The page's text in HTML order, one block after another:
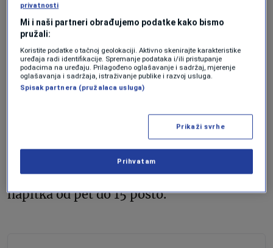
Prema podacima Međunarodne
organizacije za kafu (ICO), cijene ovog
proizvoda su porasle za gotovo 20 posto u
trećem tromjesečju 2024., dosegnuvši
najviši nivo u posljednjem desetljeću. U
Evropi su cijene kafe već primjetno veće,
Njemačka u posljednje dvije godine bilježi
rast cijena od 10 posto, dok ugostiteljski
objekti u Evropi povećavaju cijene ovog
napitka od pet do 15 posto.
privatnosti
Mi i naši partneri obrađujemo podatke kako bismo
pružali:
Koristite podatke o tačnoj geolokaciji. Aktivno skenirajte karakteristike
uređaja radi identifikacije. Spremanje podataka i/ili pristupanje
podacima na uređaju. Prilagođeno oglašavanje i sadržaj, mjerenje
oglašavanja i sadržaja, istraživanje publike i razvoj usluga.
Spisak partnera (pružalaca usluga)
Prikaži svrhe
Prihvatam